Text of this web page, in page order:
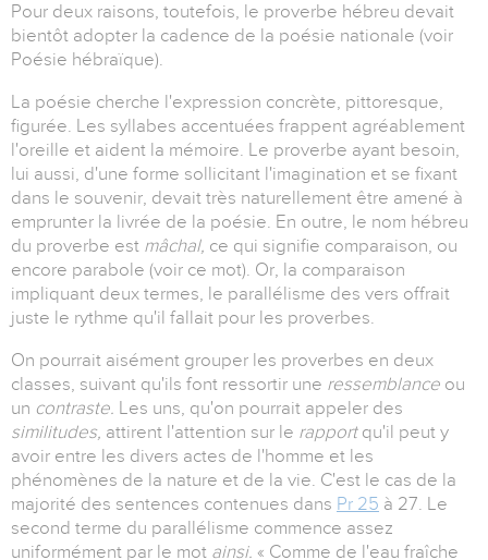
Pour deux raisons, toutefois, le proverbe hébreu devait
bientôt adopter la cadence de la poésie nationale (voir
Poésie hébraïque).
La poésie cherche l'expression concrète, pittoresque,
figurée. Les syllabes accentuées frappent agréablement
l'oreille et aident la mémoire. Le proverbe ayant besoin,
lui aussi, d'une forme sollicitant l'imagination et se fixant
dans le souvenir, devait très naturellement être amené à
emprunter la livrée de la poésie. En outre, le nom hébreu
du proverbe est mâchal, ce qui signifie comparaison, ou
encore parabole (voir ce mot). Or, la comparaison
impliquant deux termes, le parallélisme des vers offrait
juste le rythme qu'il fallait pour les proverbes.
On pourrait aisément grouper les proverbes en deux
classes, suivant qu'ils font ressortir une ressemblance ou
un contraste. Les uns, qu'on pourrait appeler des
similitudes, attirent l'attention sur le rapport qu'il peut y
avoir entre les divers actes de l'homme et les
phénomènes de la nature et de la vie. C'est le cas de la
majorité des sentences contenues dans Pr 25 à 27. Le
second terme du parallélisme commence assez
uniformément par le mot ainsi. « Comme de l'eau fraîche